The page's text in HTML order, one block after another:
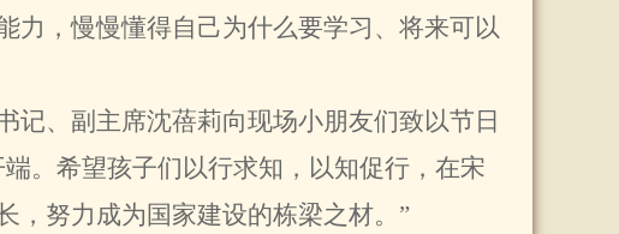
力，慢慢懂得自己为什么要学习、将来可以
、副主席沈蓓莉向现场小朋友们致以节日
。希望孩子们以行求知，以知促行，在宋
，努力成为国家建设的栋梁之材。”